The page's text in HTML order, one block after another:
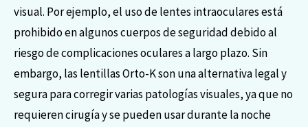
visual. Por ejemplo, el uso de lentes intraoculares está
prohibido en algunos cuerpos de seguridad debido al
riesgo de complicaciones oculares a largo plazo. Sin
embargo, las lentillas Orto-K son una alternativa legal y
segura para corregir varias patologías visuales, ya que no
requieren cirugía y se pueden usar durante la noche